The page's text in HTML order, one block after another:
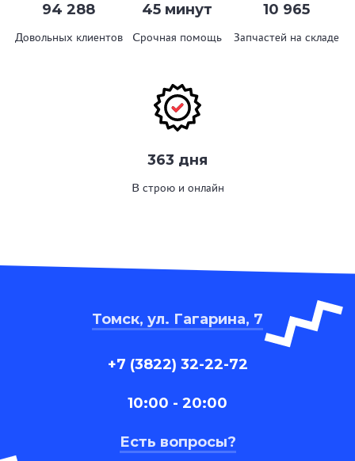
94 288
Довольных клиентов
45 минут
Срочная помощь
10 965
Запчастей на складе
363 дня
В строю и онлайн
Томск, ул. Гагарина, 7
+7 (3822) 32-22-72
10:00 - 20:00
Есть вопросы?